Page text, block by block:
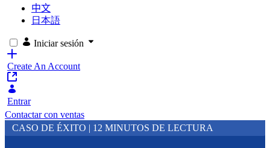
中文
日本語
Iniciar sesión
Create An Account
Entrar
Contactar con ventas
CASO DE ÉXITO | 12 MINUTOS DE LECTURA